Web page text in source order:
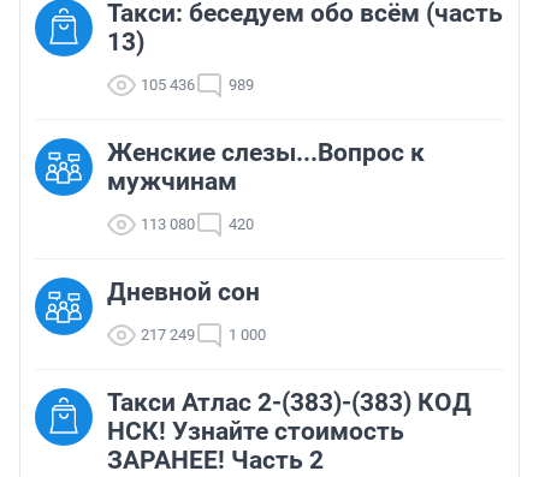
Такси: беседуем обо всём (часть
13)
105 436 989
Женские слезы...Вопрос к
мужчинам
113 080 420
Дневной сон
217 249 1 000
Такси Атлас 2-(383)-(383) КОД
НСК! Узнайте стоимость
ЗАРАНЕЕ! Часть 2